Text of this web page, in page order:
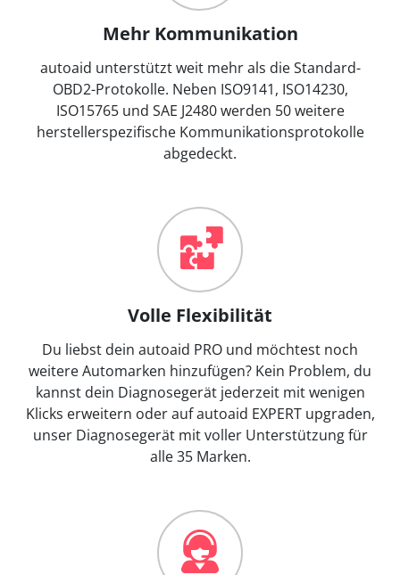
Mehr Kommunikation
autoaid unterstützt weit mehr als die Standard-
OBD2-Protokolle. Neben ISO9141, ISO14230,
ISO15765 und SAE J2480 werden 50 weitere
herstellerspezifische Kommunikationsprotokolle
abgedeckt.
Volle Flexibilität
Du liebst dein autoaid PRO und möchtest noch
weitere Automarken hinzufügen? Kein Problem, du
kannst dein Diagnosegerät jederzeit mit wenigen
Klicks erweitern oder auf autoaid EXPERT upgraden,
unser Diagnosegerät mit voller Unterstützung für
alle 35 Marken.